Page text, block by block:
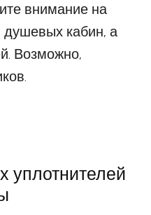
внимание на
душевых кабин, а
Возможно,
уплотнителей